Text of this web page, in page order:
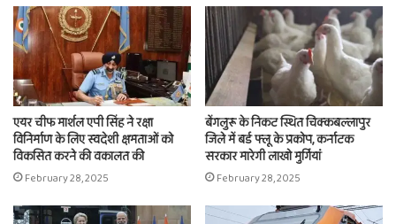
एयर चीफ मार्शल एपी सिंह ने रक्षा
विनिर्माण के लिए स्वदेशी क्षमताओं को
विकसित करने की वकालत की
February 28, 2025
बेंगलुरू के निकट स्थित चिक्कबल्लापुर
जिले में बर्ड फ्लू के प्रकोप, कर्नाटक
सरकार मारेगी लाखो मुर्गियां
February 28, 2025